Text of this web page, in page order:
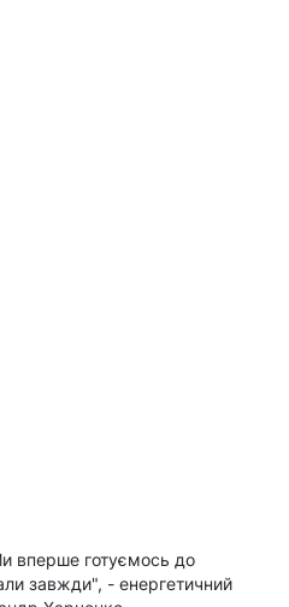
вперше готуємось до
завжди", - енергетичний